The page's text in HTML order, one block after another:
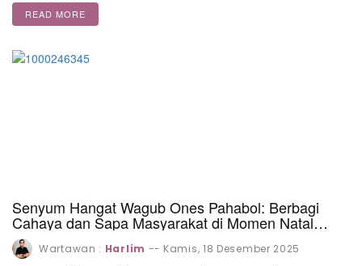
READ MORE
Senyum Hangat Wagub Ones Pahabol: Berbagi
Cahaya dan Sapa Masyarakat di Momen Natal
Wamena
Wartawan : Harlim -- Kamis, 18 Desember 2025